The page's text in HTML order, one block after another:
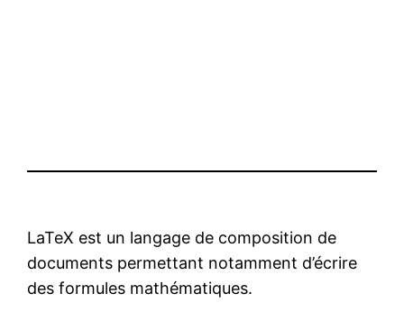
LaTeX est un langage de composition de
documents permettant notamment d’écrire
des formules mathématiques.